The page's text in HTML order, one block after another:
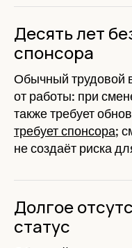
Десять лет
спонсора
Обычный трудовой
от работы: при
также требует
требует спонсора;
не создаёт риска
Долгое
статус